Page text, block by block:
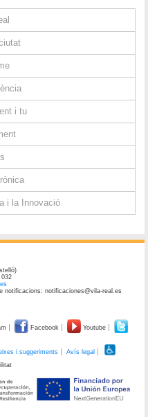
i tu
i la Innovació
032
notificacions: notificaciones@vila-real.es
Facebook Youtube
i suggeriments
Avís legal